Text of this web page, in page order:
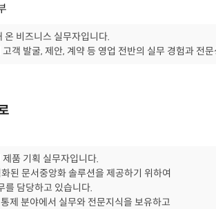
온 비즈니스 실무자입니다.
객 발굴, 제안, 계약 등 영업 전반의 실무 경험과 전
품 기획 실무자입니다.
된 문서중앙화 솔루션을 제공하기 위하여
를 담당하고 있습니다.
제 분야에서 실무와 전문지식을 보유하고